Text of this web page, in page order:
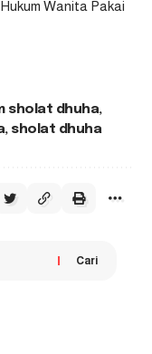
Wanita Pakai
sholat dhuha,
, sholat dhuha
Cari